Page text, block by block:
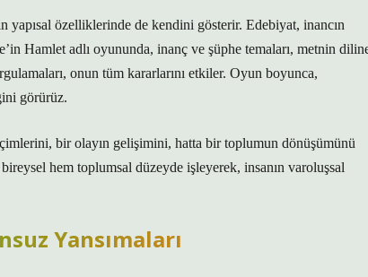
yapısal özelliklerinde de kendini gösterir. Edebiyat, inancın
Hamlet adlı oyununda, inanç ve şüphe temaları, metnin
onun tüm kararlarını etkiler. Oyun boyunca,
görürüz.
bir olayın gelişimini, hatta bir toplumun dönüşümünü
hem toplumsal düzeyde işleyerek, insanın varoluşsal
Yansımaları